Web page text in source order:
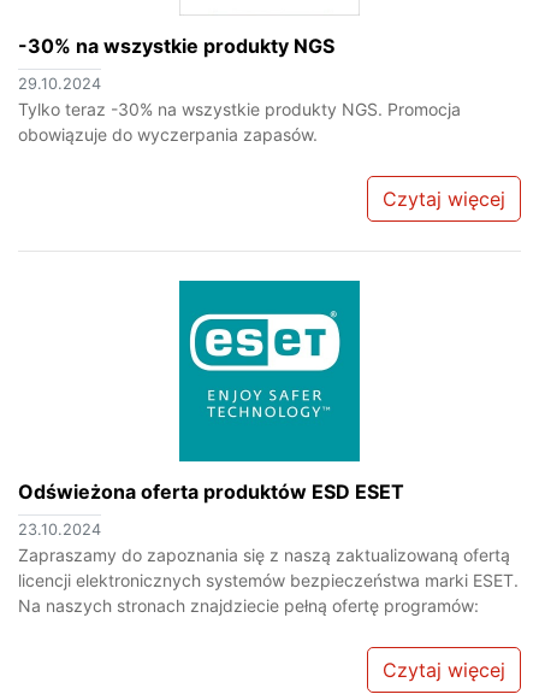
-30% na wszystkie produkty NGS
29.10.2024
Tylko teraz -30% na wszystkie produkty NGS. Promocja
obowiązuje do wyczerpania zapasów.
Czytaj więcej
Odświeżona oferta produktów ESD ESET
23.10.2024
Zapraszamy do zapoznania się z naszą zaktualizowaną ofertą
licencji elektronicznych systemów bezpieczeństwa marki ESET.
Na naszych stronach znajdziecie pełną ofertę programów:
Czytaj więcej